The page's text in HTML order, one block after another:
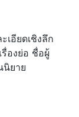
เอียดเชิงลึก
องย่อ ชื่อผู้
นิยาย